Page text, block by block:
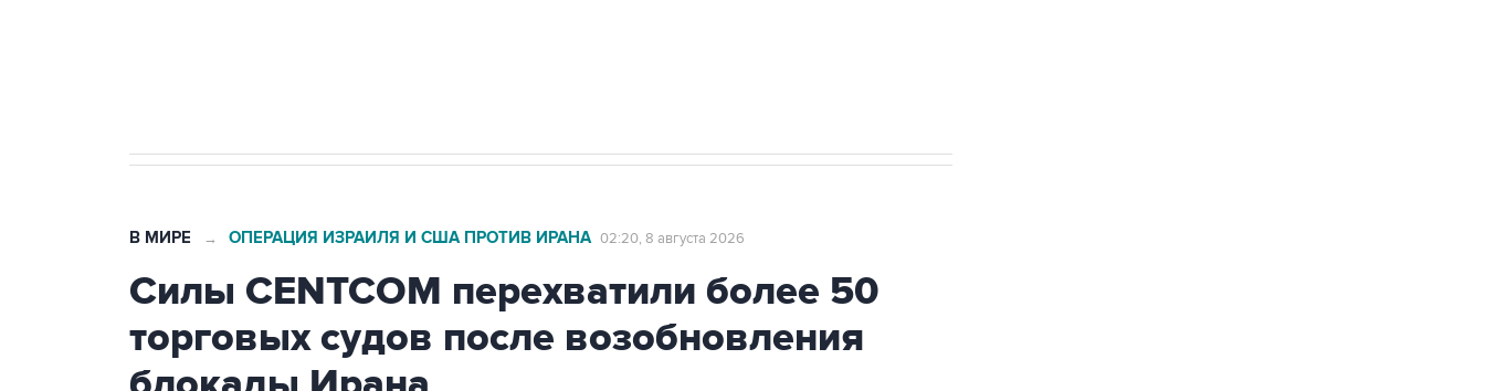
В МИРЕ → ОПЕРАЦИЯ ИЗРАИЛЯ И США ПРОТИВ ИРАНА 02:20, 8 августа 2026
Силы CENTCOM перехватили более 50
торговых судов после возобновления